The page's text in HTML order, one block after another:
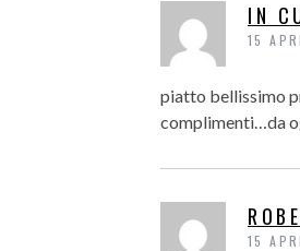
IN
15
piatto bellissimo
complimenti…da
15